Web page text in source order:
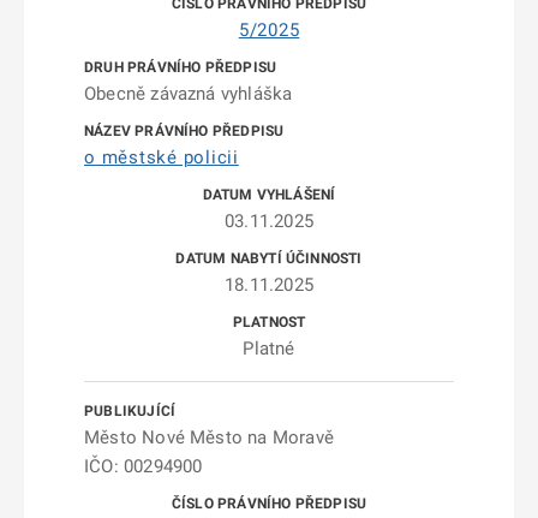
5/2025
Obecně závazná vyhláška
o městské policii
03.11.2025
18.11.2025
Platné
Město Nové Město na Moravě
IČO: 00294900